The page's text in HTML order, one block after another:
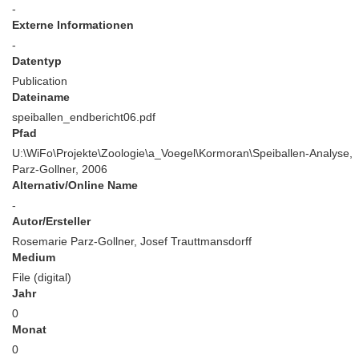
-
Externe Informationen
-
Datentyp
Publication
Dateiname
speiballen_endbericht06.pdf
Pfad
U:\WiFo\Projekte\Zoologie\a_Voegel\Kormoran\Speiballen-Analyse,
Parz-Gollner, 2006
Alternativ/Online Name
-
Autor/Ersteller
Rosemarie Parz-Gollner, Josef Trauttmansdorff
Medium
File (digital)
Jahr
0
Monat
0